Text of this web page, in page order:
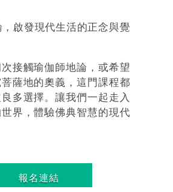
，啟發現代生活的正念與覺
接觸瑜伽師地論，或希望
薩地的奧義，這門課程都
多選擇。讓我們一起走入
界，體驗佛典智慧的現代
報名連結